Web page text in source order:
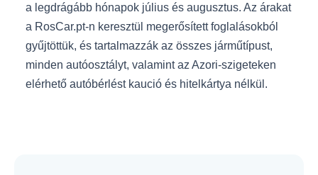
a legdrágább hónapok július és augusztus. Az árakat
a RosCar.pt-n keresztül megerősített foglalásokból
gyűjtöttük, és tartalmazzák az összes járműtípust,
minden autóosztályt, valamint az Azori-szigeteken
elérhető autóbérlést kaució és hitelkártya nélkül.